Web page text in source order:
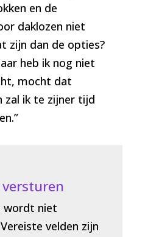
en de
daklozen niet
zijn dan de opties?
heb ik nog niet
mocht dat
zal ik te zijner tijd
versturen
wordt niet
Vereiste velden zijn